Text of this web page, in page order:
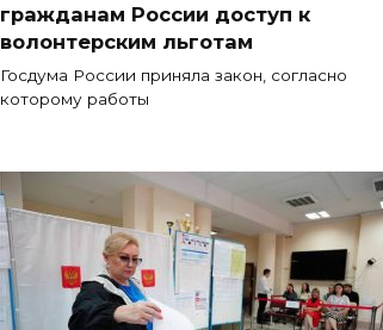
гражданам России доступ к
волонтерским льготам
Госдума России приняла закон, согласно
которому работы